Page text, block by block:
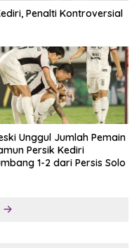
Penalti Kontroversial
Unggul Jumlah Pemain
Persik Kediri
1-2 dari Persis Solo